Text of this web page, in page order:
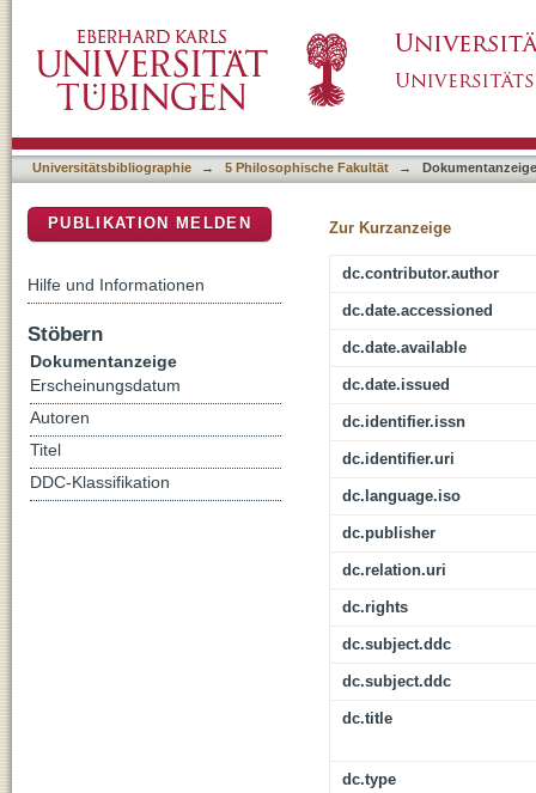
the Taiwan Strait
Universitätsbibliographie → 5 Philosophische Fakultät → Dokumentanzeige
Zur Kurzanzeige
dc.contributor.author
dc.date.accessioned
dc.date.available
dc.date.issued
dc.identifier.issn
dc.identifier.uri
dc.language.iso
dc.publisher
dc.relation.uri
dc.rights
dc.subject.ddc
dc.subject.ddc
dc.title
dc.type
PUBLIKATION MELDEN
Hilfe und Informationen
Stöbern
Dokumentanzeige
Erscheinungsdatum
Autoren
Titel
DDC-Klassifikation